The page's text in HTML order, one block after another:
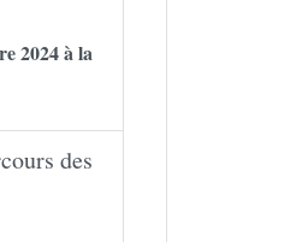
2024 à la
des